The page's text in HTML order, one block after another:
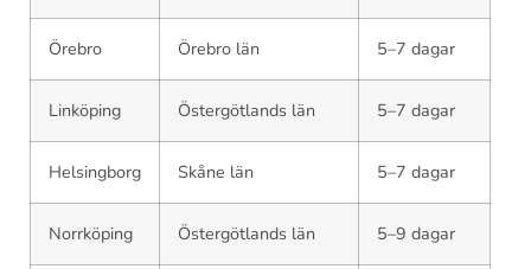
Örebro Örebro län 5–7 dagar
Linköping Östergötlands län 5–7 dagar
Helsingborg Skåne län 5–7 dagar
Norrköping Östergötlands län 5–9 dagar